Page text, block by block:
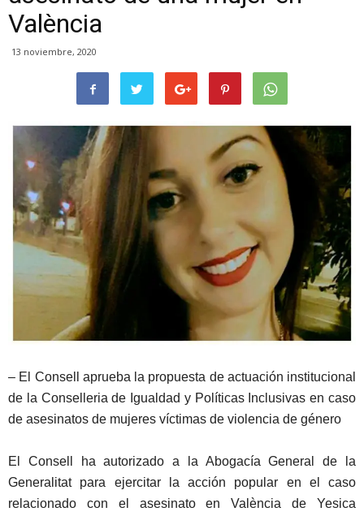
València
13 noviembre, 2020
– El Consell aprueba la propuesta de actuación institucional
de la Conselleria de Igualdad y Políticas Inclusivas en caso
de asesinatos de mujeres víctimas de violencia de género
El Consell ha autorizado a la Abogacía General de la
Generalitat para ejercitar la acción popular en el caso
relacionado con el asesinato en València de Yesica